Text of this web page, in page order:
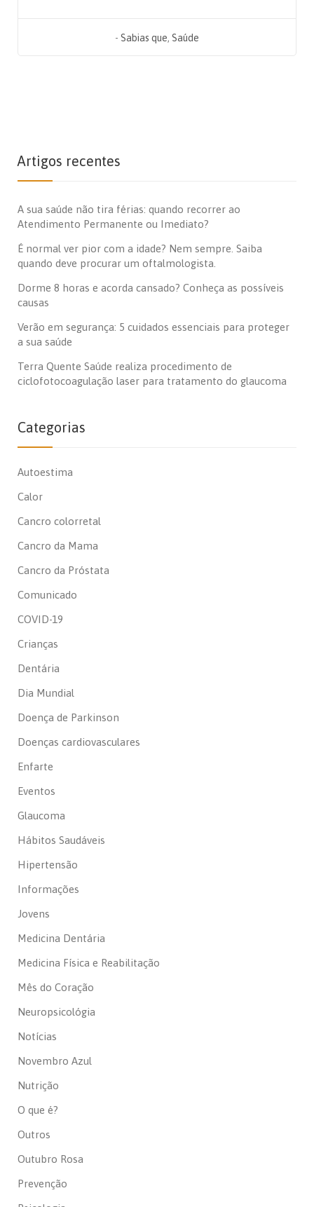
- Sabias que, Saúde
Artigos recentes
A sua saúde não tira férias: quando recorrer ao
Atendimento Permanente ou Imediato?
É normal ver pior com a idade? Nem sempre. Saiba
quando deve procurar um oftalmologista.
Dorme 8 horas e acorda cansado? Conheça as possíveis
causas
Verão em segurança: 5 cuidados essenciais para proteger
a sua saúde
Terra Quente Saúde realiza procedimento de
ciclofotocoagulação laser para tratamento do glaucoma
Categorias
Autoestima
Calor
Cancro colorretal
Cancro da Mama
Cancro da Próstata
Comunicado
COVID-19
Crianças
Dentária
Dia Mundial
Doença de Parkinson
Doenças cardiovasculares
Enfarte
Eventos
Glaucoma
Hábitos Saudáveis
Hipertensão
Informações
Jovens
Medicina Dentária
Medicina Física e Reabilitação
Mês do Coração
Neuropsicológia
Notícias
Novembro Azul
Nutrição
O que é?
Outros
Outubro Rosa
Prevenção